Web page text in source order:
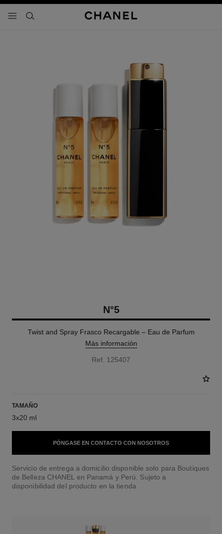
- navegación principal
buscar
N°5
Twist and Spray Frasco Recargable – Eau de Parfum
Más información
Ref. 125407
TAMAÑO
3x20 ml
PÓNGASE EN CONTACTO CON NOSOTROS
Servicio de entrega a domicilio disponible solo para Boutiques
de Belleza CHANEL en Panamá y Perú. Sujeto a
disponibilidad del producto en la tienda